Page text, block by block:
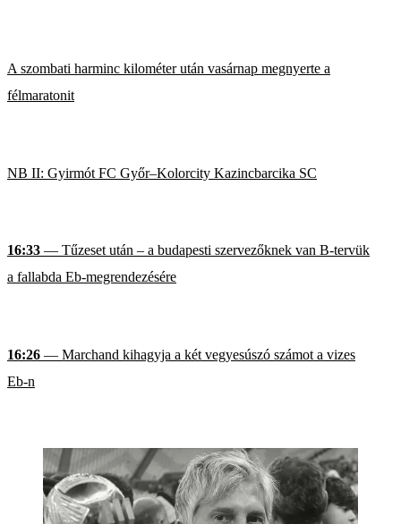
A szombati harminc kilométer után vasárnap megnyerte a
félmaratonit
NB II: Gyirmót FC Győr–Kolorcity Kazincbarcika SC
16:33 — Tűzeset után – a budapesti szervezőknek van B-tervük
a fallabda Eb-megrendezésére
16:26 — Marchand kihagyja a két vegyesúszó számot a vizes
Eb-n